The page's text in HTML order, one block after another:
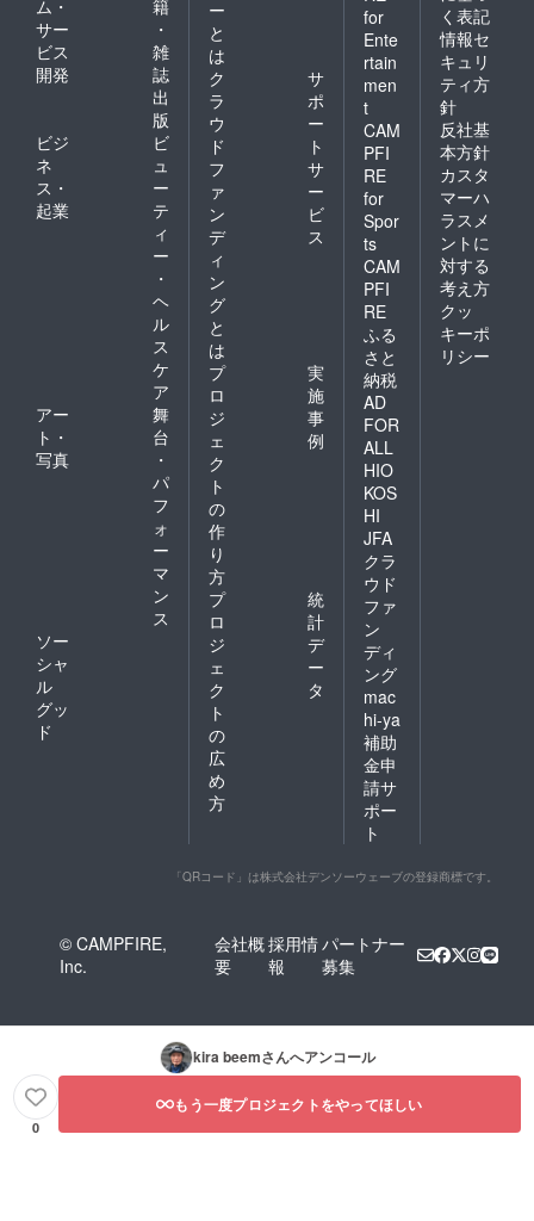
ム・
サー
ビス
開発
籍
・
雑
誌
出
版
ビジ
ネ
ス・
起業
ビ
ュ
ー
テ
ィ
ー
・
ヘ
ル
ス
ケ
ア
アー
ト・
写真
舞
台
・
パ
フ
ォ
ー
マ
ン
ス
ソー
シャ
ル
グッ
ド
ー
と
は
ク
ラ
ウ
ド
フ
ァ
ン
デ
ィ
ン
グ
と
は
サ
ポ
ー
ト
サ
ー
ビ
ス
プ
ロ
ジ
ェ
ク
ト
の
作
り
方
実
施
事
例
プ
ロ
ジ
ェ
ク
ト
の
広
め
方
統
計
デ
ー
タ
for
Ente
rtain
men
t
CAM
PFI
RE
for
Spor
ts
CAM
PFI
RE
ふる
さと
納税
AD
FOR
ALL
HIO
KOS
HI
JFA
クラ
ウド
ファ
ン
ディ
ング
mac
hi-ya
補助
金申
請サ
ポー
ト
く表記
情報セ
キュリ
ティ方
針
反社基
本方針
カスタ
マーハ
ラスメ
ントに
対する
考え方
クッ
キーポ
リシー
「QRコード」は株式会社デンソーウェーブの登録商標です。
© CAMPFIRE,
Inc.
会社概
要
採用情
報
パートナー
募集
kira beemさんへアンコール
0
もう一度プロジェクトをやってほしい